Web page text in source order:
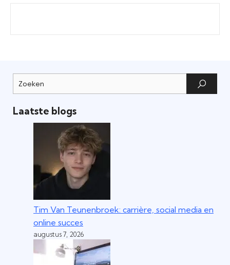
Laatste blogs
Tim Van Teunenbroek: carrière, social media en
online succes
augustus 7, 2026